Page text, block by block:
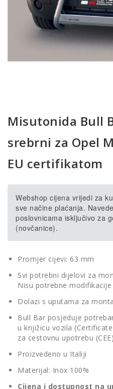
Misutonida Bull
srebrni za Opel
EU certifikatom
Webshop cijena vrijedi za
sve načine plaćanja.
poslovnicama isključivo za
(novčanice).
Promjer cijevi: 63 mm
Svi potrebni dijelovi za
Nisu potrebne modifikacije
Dolazi s uputama za
Bull Bar posjeduje
u knjižicu vozila
za cestovnu upotrebu
Proizvedeno u Italiji
Materijal: Inox 100%
Cijena i dostupnost na